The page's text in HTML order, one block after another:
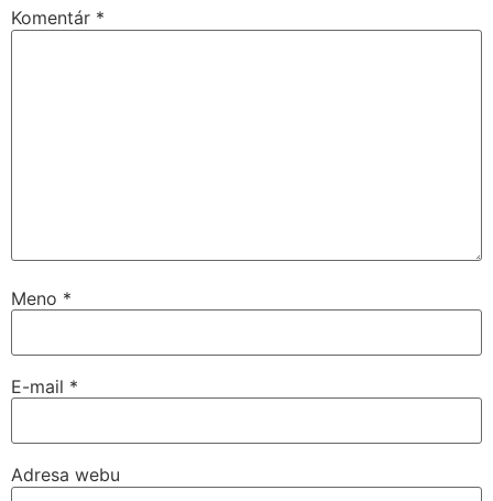
Komentár *
Meno *
E-mail *
Adresa webu